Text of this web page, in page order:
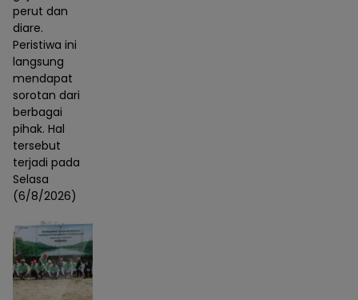
perut dan
diare.
Peristiwa ini
langsung
mendapat
sorotan dari
berbagai
pihak. Hal
tersebut
terjadi pada
Selasa
(6/8/2026)